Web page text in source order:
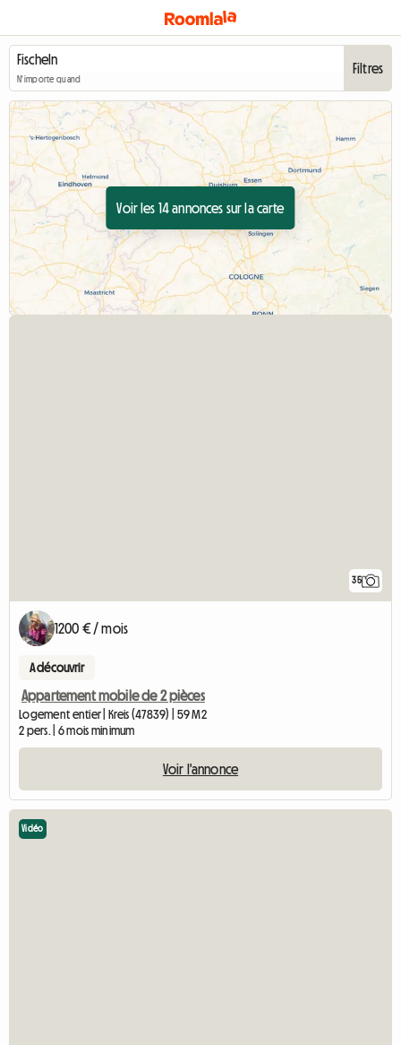
N'importe quand
Filtres
Voir les 14 annonces sur la carte
35
1200 € / mois
A découvrir
Appartement mobile de 2 pièces
Logement entier | Kreis (47839) | 59 M2
2 pers. | 6 mois minimum
Voir l'annonce
Vidéo